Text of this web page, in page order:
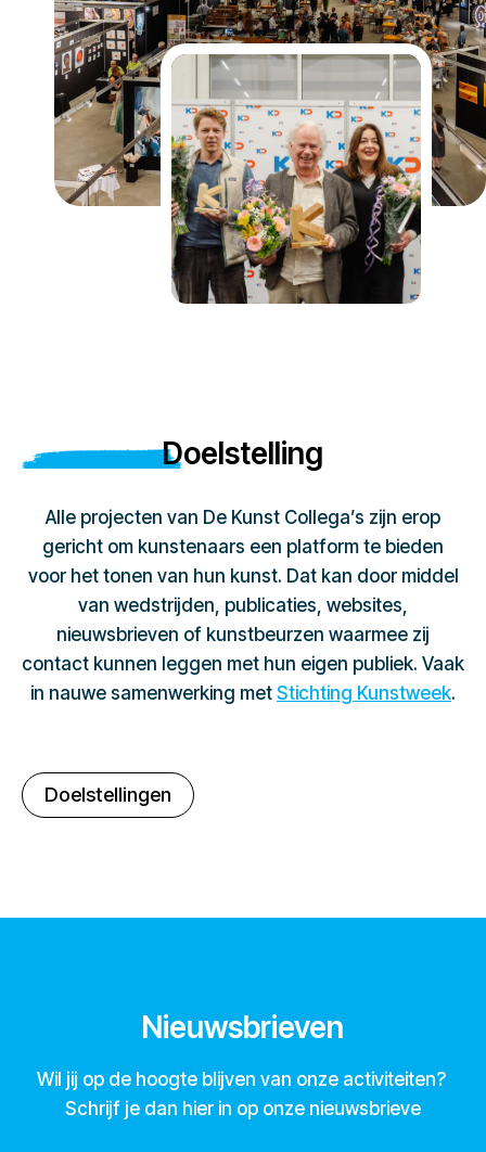
Doelstelling
Alle projecten van De Kunst Collega’s zijn erop
gericht om kunstenaars een platform te bieden
voor het tonen van hun kunst. Dat kan door middel
van wedstrijden, publicaties, websites,
nieuwsbrieven of kunstbeurzen waarmee zij
contact kunnen leggen met hun eigen publiek. Vaak
in nauwe samenwerking met Stichting Kunstweek.
Doelstellingen
Nieuwsbrieven
Wil jij op de hoogte blijven van onze activiteiten?
Schrijf je dan hier in op onze nieuwsbrieve